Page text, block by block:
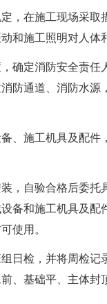
在施工现场采取
和施工照明对人体
定消防安全责任
防通道、消防水源
施工机具及配件
自验合格后委托
备和施工机具及配
使用。
检，并将周检记
、基础平、主体封